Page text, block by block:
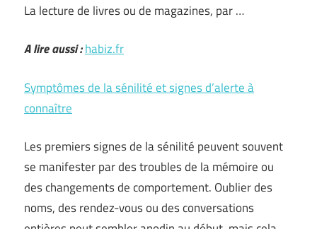
La lecture de livres ou de magazines, par …
A lire aussi :habiz.fr
Symptômes de la sénilité et signes d’alerte à
connaître
Les premiers signes de la sénilité peuvent souvent
se manifester par des troubles de la mémoire ou
des changements de comportement. Oublier des
noms, des rendez-vous ou des conversations